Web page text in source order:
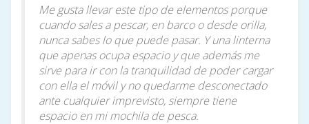
Me gusta llevar este tipo de elementos porque
cuando sales a pescar, en barco o desde orilla,
nunca sabes lo que puede pasar. Y una linterna
que apenas ocupa espacio y que además me
sirve para ir con la tranquilidad de poder cargar
con ella el móvil y no quedarme desconectado
ante cualquier imprevisto, siempre tiene
espacio en mi mochila de pesca.